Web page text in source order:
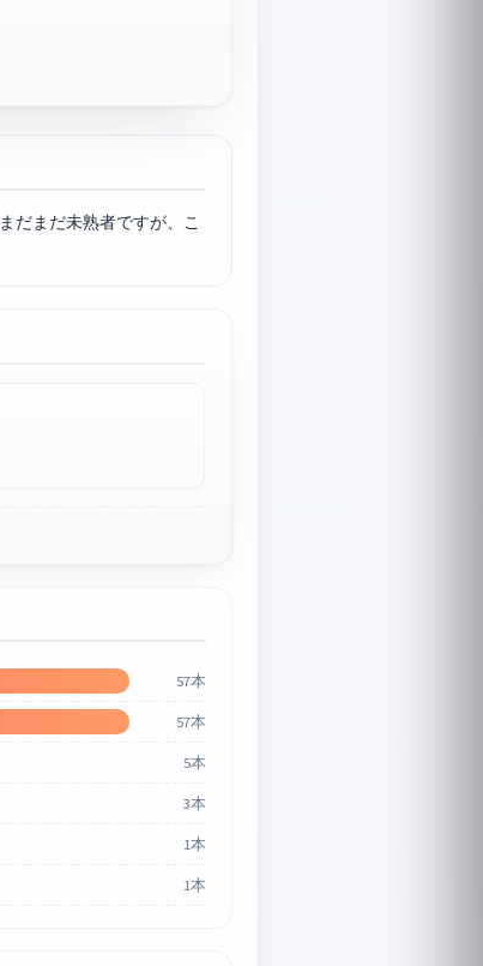
だまだ未熟者ですが、こ
57本
57本
5本
3本
1本
1本